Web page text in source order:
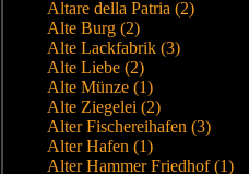
Altare della Patria (2)
Alte Burg (2)
Alte Lackfabrik (3)
Alte Liebe (2)
Alte Münze (1)
Alte Ziegelei (2)
Alter Fischereihafen (3)
Alter Hafen (1)
Alter Hammer Friedhof (1)